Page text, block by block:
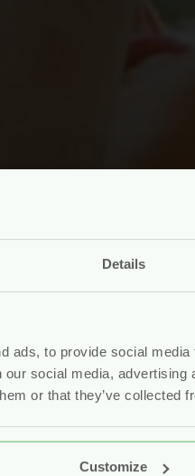
Details
ads, to provide social
social media,
or that they’ve collected
Customize